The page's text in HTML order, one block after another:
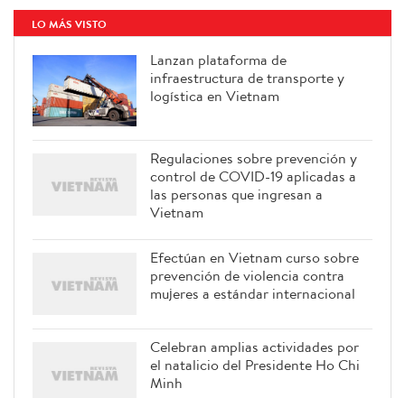
LO MÁS VISTO
Lanzan plataforma de
infraestructura de transporte y
logística en Vietnam
Regulaciones sobre prevención y
control de COVID-19 aplicadas a
las personas que ingresan a
Vietnam
Efectúan en Vietnam curso sobre
prevención de violencia contra
mujeres a estándar internacional
Celebran amplias actividades por
el natalicio del Presidente Ho Chi
Minh